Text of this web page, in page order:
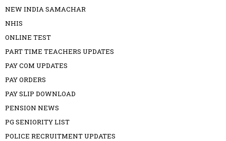
NEW INDIA SAMACHAR
NHIS
ONLINE TEST
PART TIME TEACHERS UPDATES
PAY COM UPDATES
PAY ORDERS
PAY SLIP DOWNLOAD
PENSION NEWS
PG SENIORITY LIST
POLICE RECRUITMENT UPDATES